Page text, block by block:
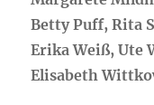
Betty Puff, Rita
Erika Weiß, Ute
Elisabeth